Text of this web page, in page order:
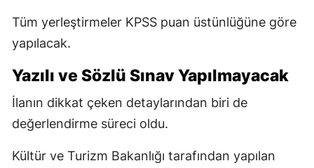
Tüm yerleştirmeler KPSS puan üstünlüğüne göre
yapılacak.
Yazılı ve Sözlü Sınav Yapılmayacak
İlanın dikkat çeken detaylarından biri de
değerlendirme süreci oldu.
Kültür ve Turizm Bakanlığı tarafından yapılan